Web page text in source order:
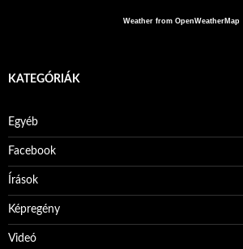
Weather from OpenWeatherMap
KATEGÓRIÁK
Egyéb
Facebook
Írások
Képregény
Videó